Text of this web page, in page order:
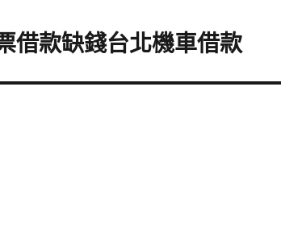
借款缺錢台北機車借款